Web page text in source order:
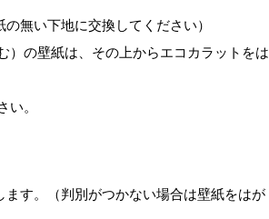
無い下地に交換してください）
の壁紙は、その上からエコカラットをは
。
す。（判別がつかない場合は壁紙をはが